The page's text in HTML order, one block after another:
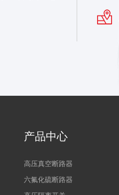
产品中心
高压真空断路器
六氟化硫断路器